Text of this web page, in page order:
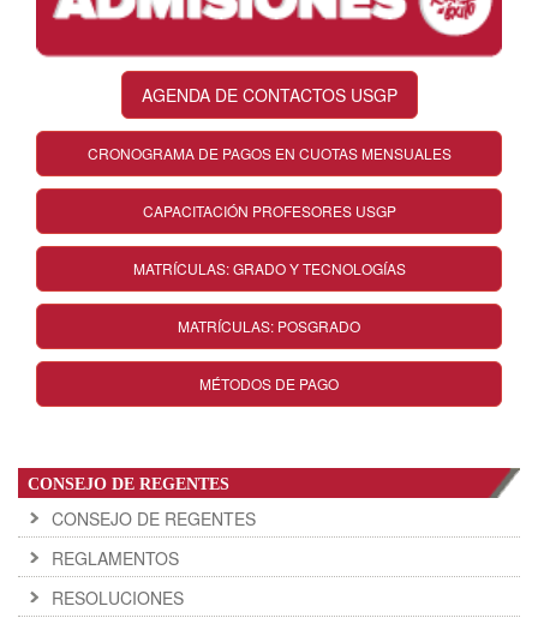
AGENDA DE CONTACTOS USGP
CRONOGRAMA DE PAGOS EN CUOTAS MENSUALES
CAPACITACIÓN PROFESORES USGP
MATRÍCULAS: GRADO Y TECNOLOGÍAS
MATRÍCULAS: POSGRADO
MÉTODOS DE PAGO
CONSEJO DE REGENTES
CONSEJO DE REGENTES
REGLAMENTOS
RESOLUCIONES